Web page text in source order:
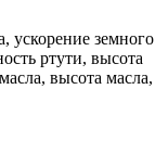
ускорение земного
ртути, высота
высота масла,